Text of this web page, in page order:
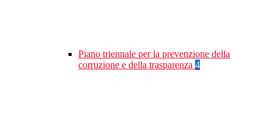
Piano triennale per la prevenzione della
corruzione e della trasparenza 4